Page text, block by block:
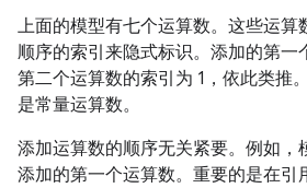
上面的模型有七个运算数。这些运算
顺序的索引来隐式标识。添加的第一
第二个运算数的索引为 1，依此类推
是常量运算数。
添加运算数的顺序无关紧要。例如，
添加的第一个运算数。重要的是在引